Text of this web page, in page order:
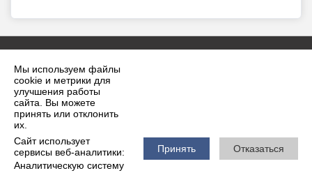
Мы используем файлы
cookie и метрики для
улучшения работы
сайта. Вы можете
принять или отклонить
их.
Сайт использует
сервисы веб-аналитики:
Аналитическую систему
Принять Отказаться
2026 г. krilovskaya.ru
Вход
Карта сайта
Политика обработки персональных данных